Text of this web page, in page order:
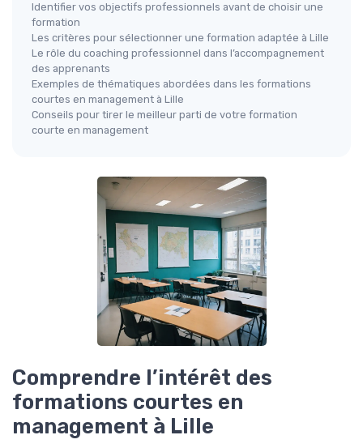
Identifier vos objectifs professionnels avant de choisir une
formation
Les critères pour sélectionner une formation adaptée à Lille
Le rôle du coaching professionnel dans l’accompagnement
des apprenants
Exemples de thématiques abordées dans les formations
courtes en management à Lille
Conseils pour tirer le meilleur parti de votre formation
courte en management
Comprendre l’intérêt des
formations courtes en
management à Lille